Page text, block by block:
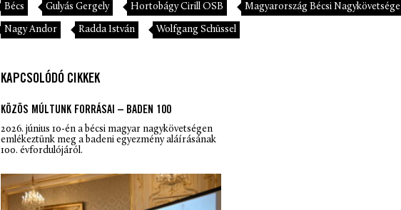
Bécs Gulyás Gergely Hortobágy Cirill OSB Magyarország Bécsi Nagykövetsége
Nagy Andor Radda István Wolfgang Schüssel
KAPCSOLÓDÓ CIKKEK
KÖZÖS MÚLTUNK FORRÁSAI – BADEN 100
2026. június 10-én a bécsi magyar nagykövetségen
emlékeztünk meg a badeni egyezmény aláírásának
100. évfordulójáról.